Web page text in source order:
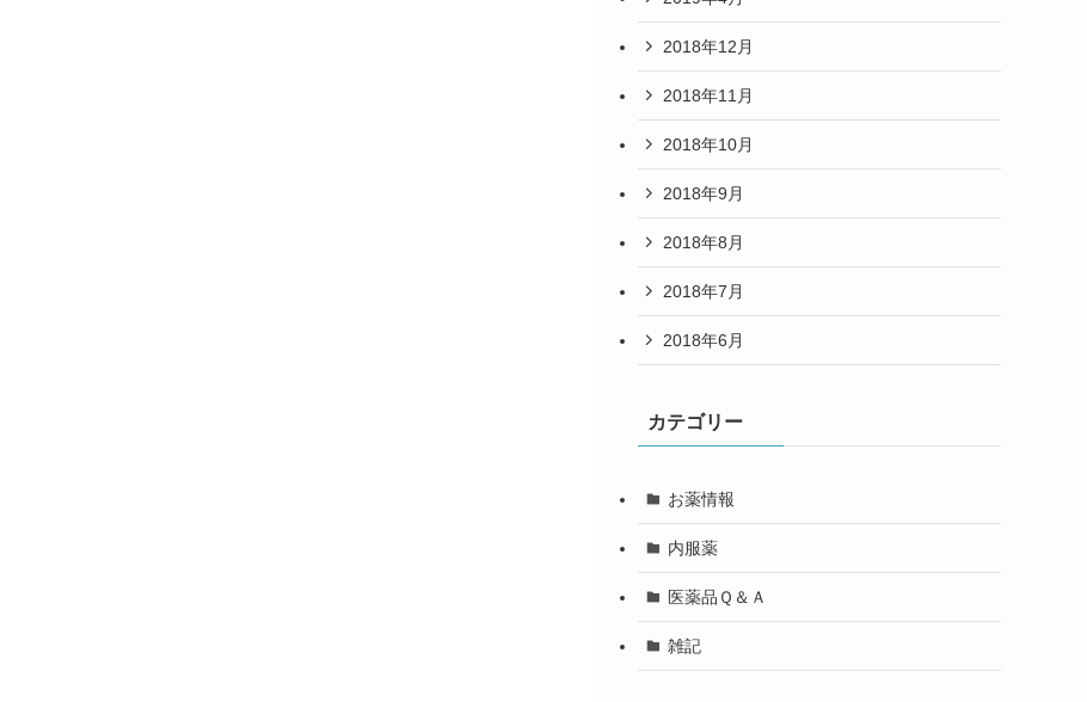
2018年12月
2018年11月
2018年10月
2018年9月
2018年8月
2018年7月
2018年6月
カテゴリー
お薬情報
内服薬
医薬品Ｑ＆Ａ
雑記